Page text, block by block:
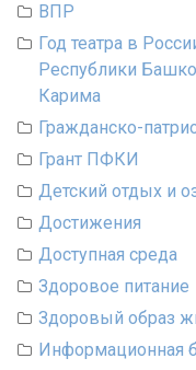
ВПР
Год театра в
Республики
Карима
Гражданско-
Грант ПФКИ
Детский отдых и
Достижения
Доступная среда
Здоровое питание
Здоровый образ
Информационная